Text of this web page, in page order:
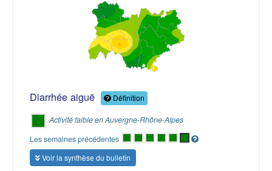
Diarrhée aiguë Définition
Activité faible en Auvergne-Rhône-Alpes
Les semaines précédentes
Voir la synthèse du bulletin